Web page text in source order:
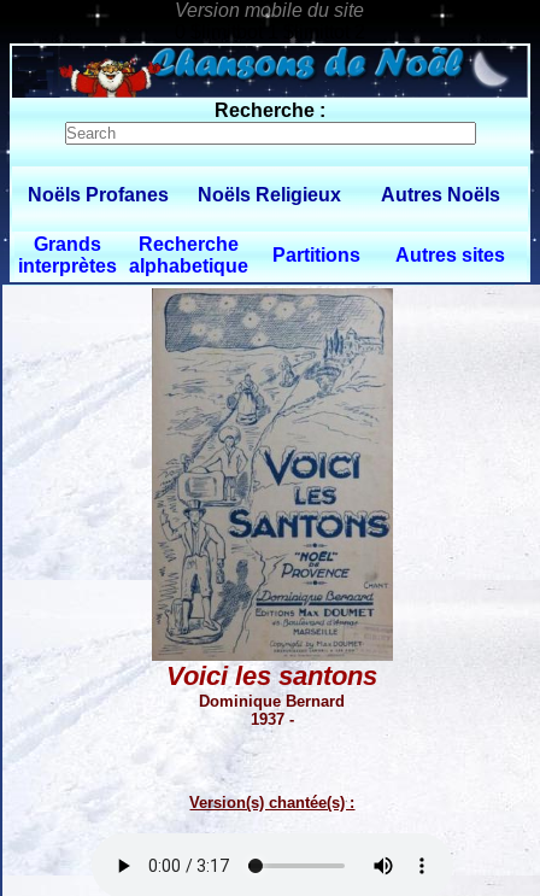
0 $limitbot 1 $limittot 2
Recherche :
Noëls Profanes Noëls Religieux Autres Noëls
Grands
interprètes
Recherche
alphabetique
Partitions Autres sites
Voici les santons
Dominique Bernard
1937 -
Version(s) chantée(s) :